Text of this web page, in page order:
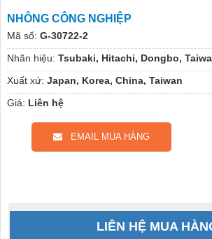
NHÔNG CÔNG NGHIỆP
Mã số: G-30722-2
Nhãn hiệu: Tsubaki, Hitachi, Dongbo,
Xuất xứ: Japan, Korea, China, Taiwan
Giá: Liên hệ
EMAIL MUA HÀNG
LIÊN HỆ MUA